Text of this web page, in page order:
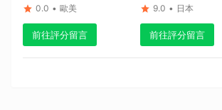
0.0 • 歐美
前往評分留言
滴的英雄！
9.0 • 日本
前往評分留言